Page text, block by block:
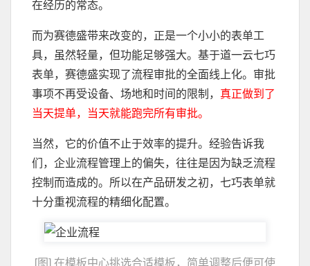
在经历的常态。
而为赛德盛带来改变的，正是一个小小的表单工
具，虽然轻量，但功能足够强大。基于道一云七巧
表单，赛德盛实现了流程审批的全面线上化。审批
事项不再受设备、场地和时间的限制， 真正做到了
当天提单，当天就能跑完所有审批。
当然，它的价值不止于效率的提升。经验告诉我
们，企业流程管理上的偏失，往往是因为缺乏流程
控制而造成的。所以在产品研发之初，七巧表单就
十分重视流程的精细化配置。
[图] 在模板中心挑选合适模板，简单调整后便可使